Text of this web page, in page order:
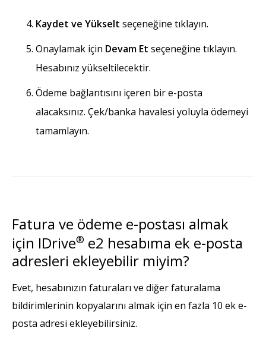
Kaydet ve Yükselt seçeneğine tıklayın.
Onaylamak için Devam Et seçeneğine tıklayın.
Hesabınız yükseltilecektir.
Ödeme bağlantısını içeren bir e-posta
alacaksınız. Çek/banka havalesi yoluyla ödemeyi
tamamlayın.
Fatura ve ödeme e-postası almak
için IDrive® e2 hesabıma ek e-posta
adresleri ekleyebilir miyim?
Evet, hesabınızın faturaları ve diğer faturalama
bildirimlerinin kopyalarını almak için en fazla 10 ek e-
posta adresi ekleyebilirsiniz.